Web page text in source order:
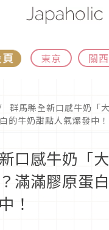
東京 關
群馬縣全新口感牛奶「
的牛奶甜點人氣爆發中！
口感牛奶「大
滿滿膠原蛋
！